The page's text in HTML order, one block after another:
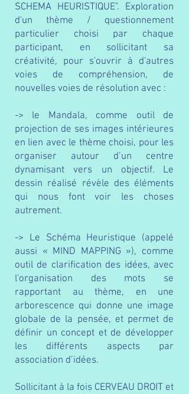
SCHEMA HEURISTIQUE". Exploration
d'un thème / questionnement
particulier choisi par chaque
participant, en sollicitant sa
créativité, pour s'ouvrir à d'autres
voies de compréhension, de
nouvelles voies de résolution avec :
-> le Mandala, comme outil de
projection de ses images intérieures
en lien avec le thème choisi, pour les
organiser autour d’un centre
dynamisant vers un objectif. Le
dessin réalisé révèle des éléments
qui nous font voir les choses
autrement.
-> Le Schéma Heuristique (appelé
aussi « MIND MAPPING »), comme
outil de clarification des idées, avec
l'organisation des mots se
rapportant au thème, en une
arborescence qui donne une image
globale de la pensée, et permet de
définir un concept et de développer
les différents aspects par
association d’idées.
Sollicitant à la fois CERVEAU DROIT et